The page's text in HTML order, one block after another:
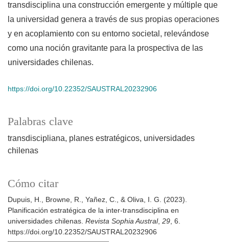
Palabras clave
transdiscipliana planes estratégicos universidades
chilenas
Cómo citar
Dupuis, H., Browne, R., Yañez, C., & Oliva, I. G. (2023).
Planificación estratégica de la inter-transdisciplina en
universidades chilenas. Revista Sophia Austral, 29, 6.
https://doi.org/10.22352/SAUSTRAL20232906
transdisciplina una construcción emergente y múltiple que
la universidad genera a través de sus propias operaciones
y en acoplamiento con su entorno societal, relevándose
como una noción gravitante para la prospectiva de las
universidades chilenas.
https://doi.org/10.22352/SAUSTRAL20232906